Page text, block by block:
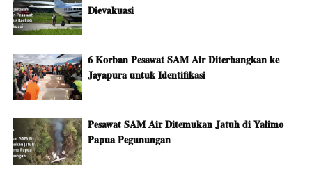
Dievakuasi
6 Korban Pesawat SAM Air Diterbangkan ke
Jayapura untuk Identifikasi
Pesawat SAM Air Ditemukan Jatuh di Yalimo
Papua Pegunungan